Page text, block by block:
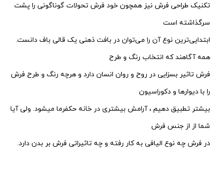
تکنیک طراحی فرش نیز همچون خود فرش تحولات گوناگونی را پشت
سرگذاشته است
ابتدایی‌ترین نوع آن را می‌توان در بافت ذهنی یک قالی باف دانست.
همه آگاهند که انتخاب رنگ و طرح
فرش تاثیر بسزایی در روح و روان انسان دارد و هرچه رنگ و طرح فرش
را با دیوارها و دکوراسیون
بیشتر تطبیق دهیم ،آرامش بیشتری در خانه حکفرما میشود. ولی آیا
شما از از جنس فرش
در فرش چه نوع الیافی به کار رفته و چه تاثیراتی فرش بر بدن دارد.